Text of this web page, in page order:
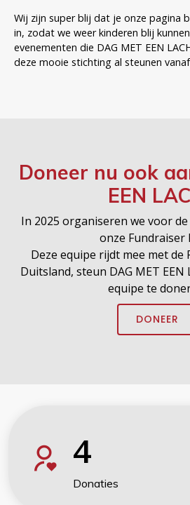
Wij zijn super blij dat je onze pagina
in, zodat we weer kinderen blij
evenementen die DAG MET EEN
Doneer nu ook
EEN
In 2025 organiseren we voor
onze Fundraiser
Deze equipe rijdt mee met de
Duitsland, steun DAG MET EEN
equipe te
DONEER
4
Donaties